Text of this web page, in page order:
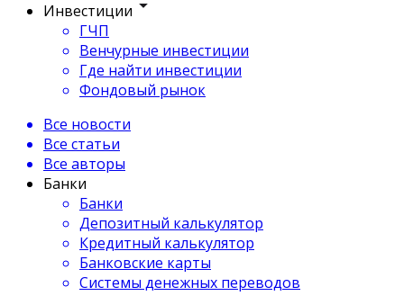
Инвестиции
ГЧП
Венчурные инвестиции
Где найти инвестиции
Фондовый рынок
Все новости
Все статьи
Все авторы
Банки
Банки
Депозитный калькулятор
Кредитный калькулятор
Банковские карты
Системы денежных переводов